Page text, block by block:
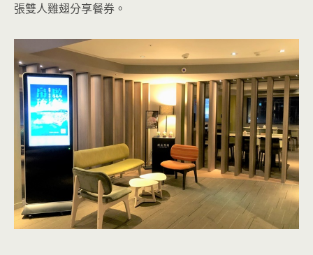
張雙人雞翅分享餐券。